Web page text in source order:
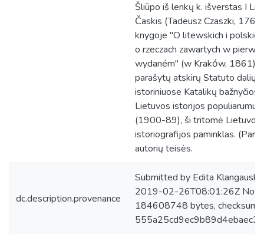
Šliūpo iš lenkų k. išverstas I
Časkis (Tadeusz Czaszki,
knygoje "O litewskich i polskich
o rzeczach zawartych w
wydaném" (w Krakόw, 1861).
parašytų atskirų Statuto dalių
istoriniuose Katalikų
Lietuvos istorijos populiarumui,
(1900-89), ši tritomė Lietuvos
istoriografijos paminklas.
autorių teisės.
dc.description.provenance
Submitted by Edita
2019-02-26T08:01:26Z No.
184608748 bytes, checksum: